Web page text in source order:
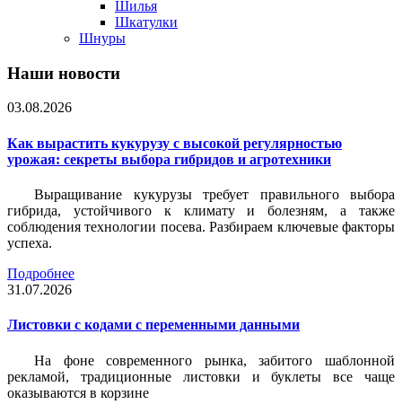
Шилья
Шкатулки
Шнуры
Наши новости
03.08.2026
Как вырастить кукурузу с высокой регулярностью
урожая: секреты выбора гибридов и агротехники
Выращивание кукурузы требует правильного выбора
гибрида, устойчивого к климату и болезням, а также
соблюдения технологии посева. Разбираем ключевые факторы
успеха.
Подробнее
31.07.2026
Листовки c кодами с переменными данными
На фоне современного рынка, забитого шаблонной
рекламой, традиционные листовки и буклеты все чаще
оказываются в корзине